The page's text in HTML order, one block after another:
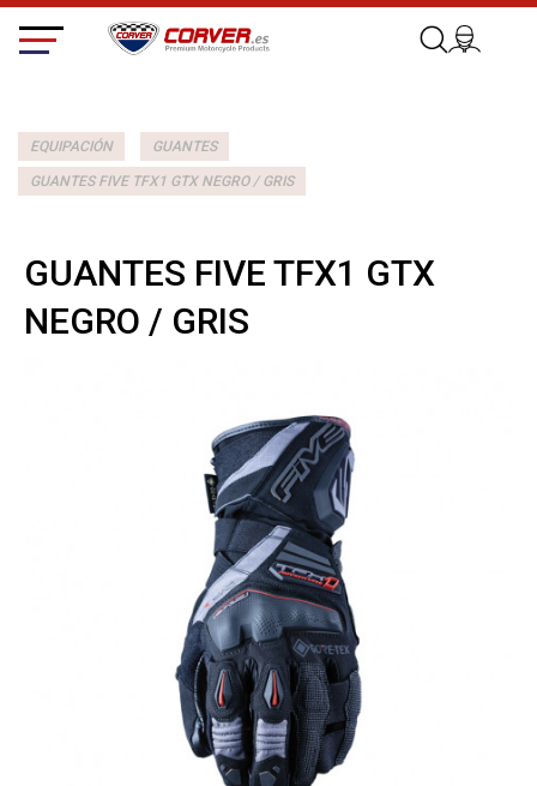
EQUIPACIÓN GUANTES
GUANTES FIVE TFX1 GTX NEGRO / GRIS
GUANTES FIVE TFX1 GTX
NEGRO / GRIS